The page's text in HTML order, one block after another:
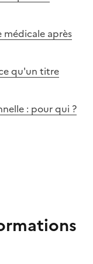
médicale après
qu'un titre
: pour qui ?